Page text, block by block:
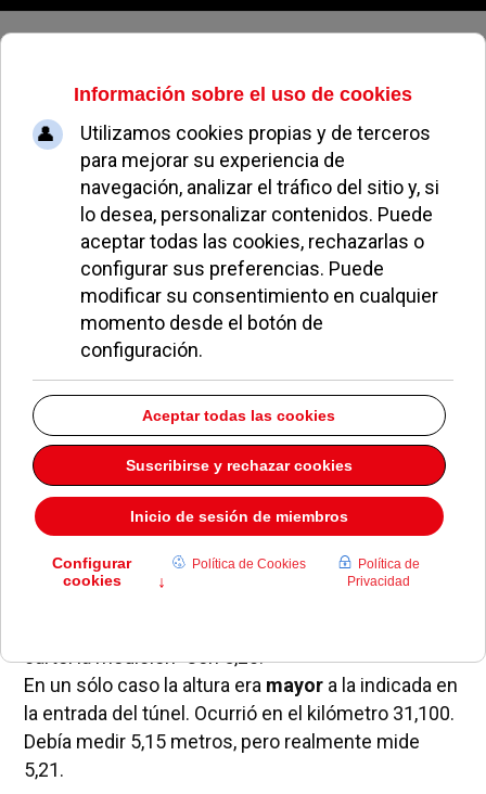
Lunes, 10 de agosto de 2026
Varios puentes de la M-40 miden
menos de lo anunciado
RAQUEL SALINERO NOTICIAS DE POZUELO 20 DICIEMBRE 2009
Según ha publicado Elpaís.com, el puente de la M-
40 en elkilómetro 45,300
mide 15 centímetros menos.
Las cifras que muestran las alturas de la M-40 no
coinciden con la real, según este medio, que ha
realizado un muestreo de siete mediciones
algunos elevados tienen15 centímetrosmenos
cartel la medición- son 5,20.
En un sólo caso la altura era mayor a la indicada en
la entrada del túnel. Ocurrió en el kilómetro 31,100.
Debía medir 5,15 metros, pero realmente mide
5,21.